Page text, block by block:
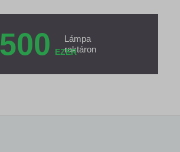
500 EZER
Lámpa
raktáron